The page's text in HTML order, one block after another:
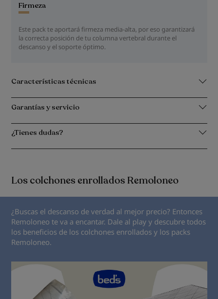
Firmeza
Este pack te aportará firmeza media-alta, por eso garantizará
la correcta posición de tu columna vertebral durante el
descanso y el soporte óptimo.
Características técnicas
Garantías y servicio
¿Tienes dudas?
Los colchones enrollados Remoloneo
¿Buscas el descanso de verdad al mejor precio? Entonces
Remoloneo te va a encantar. Dale al play y descubre todos
los beneficios de los colchones enrollados y los packs
Remoloneo.